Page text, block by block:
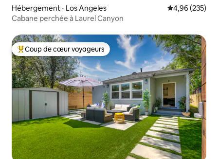
Hébergement ⋅ Los Angeles Évaluation
4,96 (235)
Cabane perchée à Laurel Canyon
Coups de cœur voyageurs les plus appréciés
Coup de cœur voyageurs